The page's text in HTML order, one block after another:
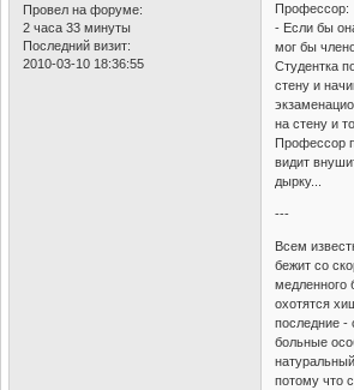
Провел на форуме:
2 часа 33 минуты
Последний визит:
2010-03-10 18:36:55
Профессор:
- Если бы
мог бы
Студентка
стену и
на стену и
Профессор
видит
дырку...
---
Всем
бежит со
медленного
охотятся
последние
больные
потому что